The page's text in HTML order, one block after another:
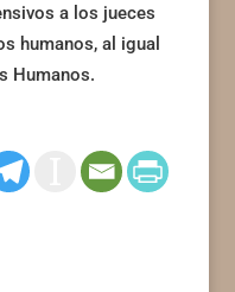
a los jueces
humanos, al igual
Humanos.